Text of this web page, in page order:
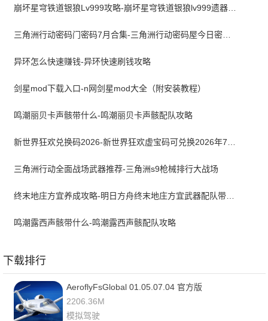
崩坏星穹铁道银狼Lv999攻略-崩坏星穹铁道银狼lv999遗器词条带什么
三角洲行动密码门密码7月合集-三角洲行动密码屋今日密码大全2026最新7月
异环怎么快速赚钱-异环快速刷钱攻略
剑星mod下载入口-n网剑星mod大全（附安装教程）
鸣潮丽贝卡声骸带什么-鸣潮丽贝卡声骸配队攻略
三角洲行动全面战场武器推荐-三角洲s9枪械排行大战场
终末地庄方宜养成攻略-明日方舟终末地庄方宜武器配队带什么
鸣潮露西声骸带什么-鸣潮露西声骸配队攻略
下载排行
AeroflyFsGlobal 01.05.07.04 官方版
2206.36M
模拟驾驶